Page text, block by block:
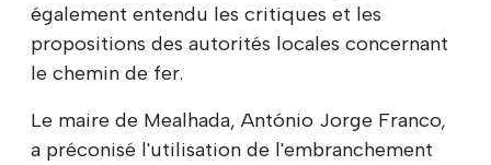
également entendu les critiques et les
propositions des autorités locales concernant
le chemin de fer.
Le maire de Mealhada, António Jorge Franco,
a préconisé l'utilisation de l'embranchement